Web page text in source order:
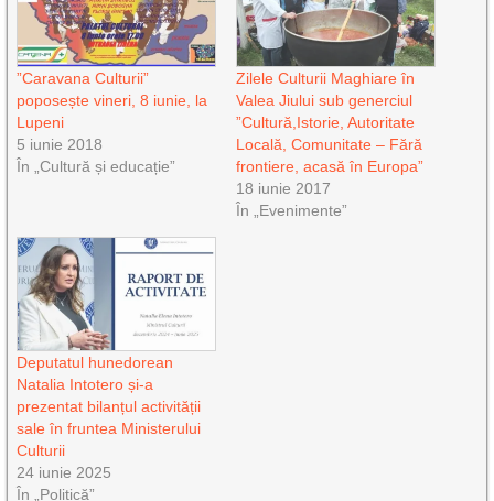
”Caravana Culturii”
poposește vineri, 8 iunie, la
Lupeni
5 iunie 2018
În „Cultură și educație”
Zilele Culturii Maghiare în
Valea Jiului sub generciul
”Cultură,Istorie, Autoritate
Locală, Comunitate – Fără
frontiere, acasă în Europa”
18 iunie 2017
În „Evenimente”
Deputatul hunedorean
Natalia Intotero și-a
prezentat bilanțul activității
sale în fruntea Ministerului
Culturii
24 iunie 2025
În „Politică”